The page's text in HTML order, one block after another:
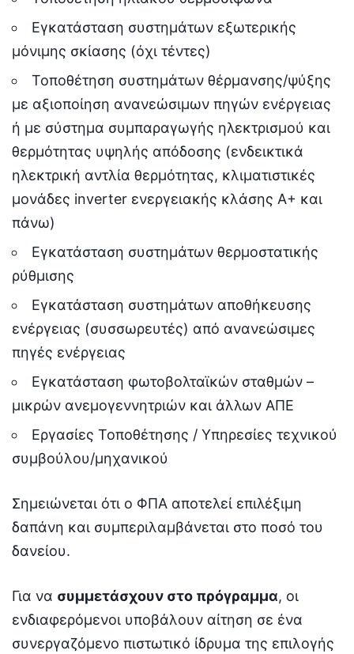
Εγκατάσταση συστημάτων εξωτερικής
μόνιμης σκίασης (όχι τέντες)
Τοποθέτηση συστημάτων θέρμανσης/ψύξης
με αξιοποίηση ανανεώσιμων πηγών ενέργειας
ή με σύστημα συμπαραγωγής ηλεκτρισμού και
θερμότητας υψηλής απόδοσης (ενδεικτικά
ηλεκτρική αντλία θερμότητας, κλιματιστικές
μονάδες inverter ενεργειακής κλάσης Α+ και
πάνω)
Εγκατάσταση συστημάτων θερμοστατικής
ρύθμισης
Εγκατάσταση συστημάτων αποθήκευσης
ενέργειας (συσσωρευτές) από ανανεώσιμες
πηγές ενέργειας
Εγκατάσταση φωτοβολταϊκών σταθμών –
μικρών ανεμογεννητριών και άλλων ΑΠΕ
Εργασίες Τοποθέτησης / Υπηρεσίες τεχνικού
συμβούλου/μηχανικού
Σημειώνεται ότι ο ΦΠΑ αποτελεί επιλέξιμη
δαπάνη και συμπεριλαμβάνεται στο ποσό του
δανείου.
Για να συμμετάσχουν στο πρόγραμμα, οι
ενδιαφερόμενοι υποβάλουν αίτηση σε ένα
συνεργαζόμενο πιστωτικό ίδρυμα της επιλογής